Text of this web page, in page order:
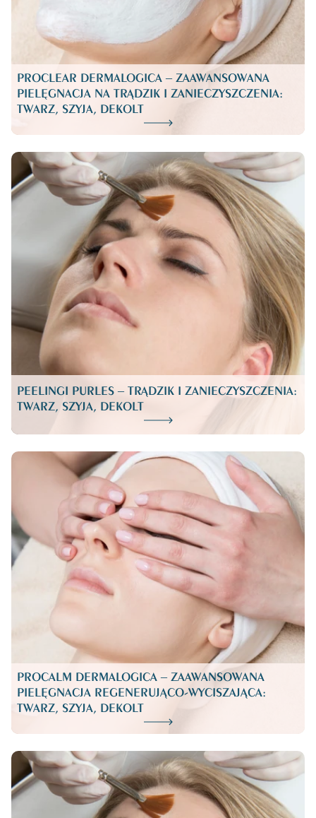
PROCLEAR DERMALOGICA – ZAAWANSOWANA
PIELĘGNACJA NA TRĄDZIK I ZANIECZYSZCZENIA:
TWARZ, SZYJA, DEKOLT
PEELINGI PURLES – TRĄDZIK I ZANIECZYSZCZENIA:
TWARZ, SZYJA, DEKOLT
PROCALM DERMALOGICA – ZAAWANSOWANA
PIELĘGNACJA REGENERUJĄCO-WYCISZAJĄCA:
TWARZ, SZYJA, DEKOLT